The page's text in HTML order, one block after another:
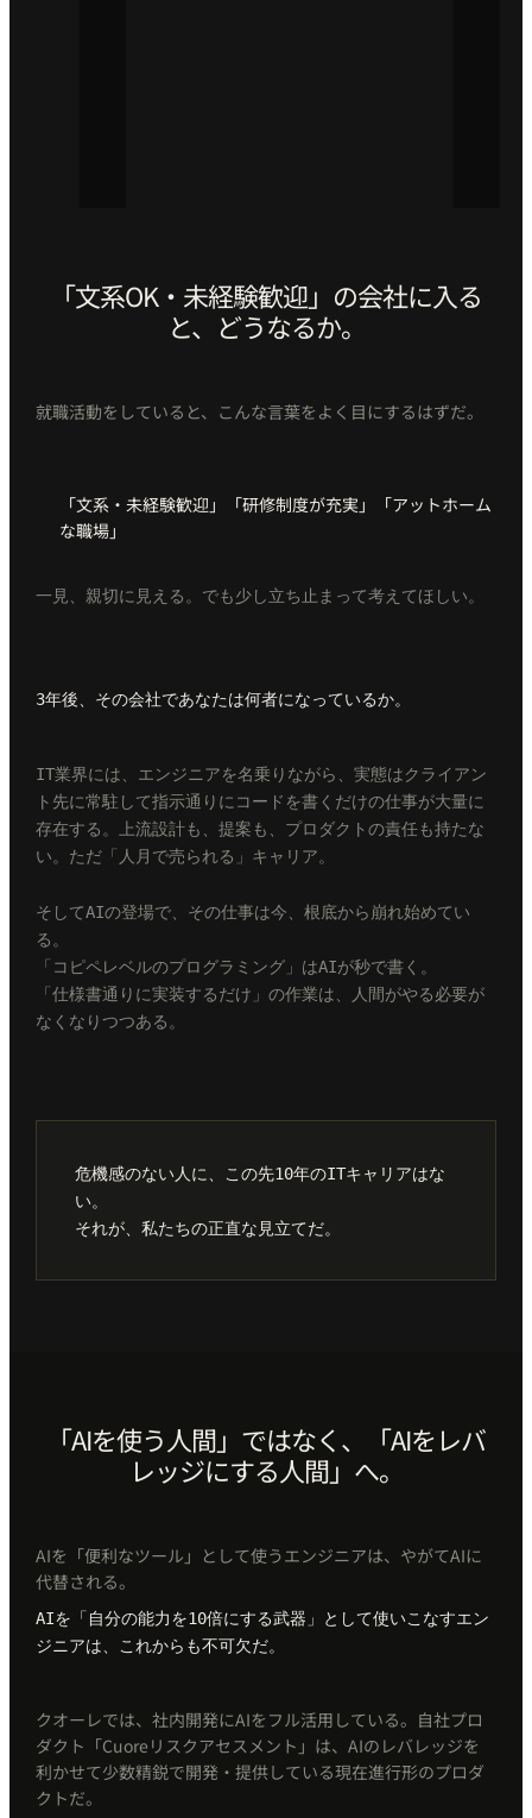
「文系OK・未経験歓迎」の会社に入る
と、どうなるか。
就職活動をしていると、こんな言葉をよく目にするはずだ。
「文系・未経験歓迎」「研修制度が充実」「アットホーム
な職場」
一見、親切に見える。でも少し立ち止まって考えてほしい。
3年後、その会社であなたは何者になっているか。
IT業界には、エンジニアを名乗りながら、実態はクライアン
ト先に常駐して指示通りにコードを書くだけの仕事が大量に
存在する。上流設計も、提案も、プロダクトの責任も持たな
い。ただ「人月で売られる」キャリア。
そしてAIの登場で、その仕事は今、根底から崩れ始めてい
る。
「コピペレベルのプログラミング」はAIが秒で書く。
「仕様書通りに実装するだけ」の作業は、人間がやる必要が
なくなりつつある。
危機感のない人に、この先10年のITキャリアはな
い。
それが、私たちの正直な見立てだ。
「AIを使う人間」ではなく、「AIをレバ
レッジにする人間」へ。
AIを「便利なツール」として使うエンジニアは、やがてAIに
代替される。
AIを「自分の能力を10倍にする武器」として使いこなすエン
ジニアは、これからも不可欠だ。
クオーレでは、社内開発にAIをフル活用している。自社プロ
ダクト「Cuoreリスクアセスメント」は、AIのレバレッジを
利かせて少数精鋭で開発・提供している現在進行形のプロダ
クトだ。